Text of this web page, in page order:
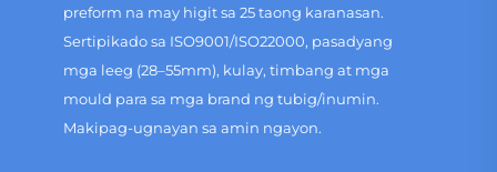
preform na may higit sa 25 taong karanasan.
Sertipikado sa ISO9001/ISO22000, pasadyang
mga leeg (28–55mm), kulay, timbang at mga
mould para sa mga brand ng tubig/inumin.
Makipag-ugnayan sa amin ngayon.